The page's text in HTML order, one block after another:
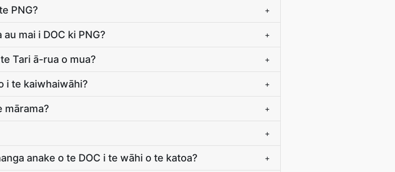
PNG? +
mai i DOC ki PNG? +
Tari ā-rua o mua? +
i te kaiwhaiwāhi? +
mārama? +
+
anake o te DOC i te wāhi o te katoa? +